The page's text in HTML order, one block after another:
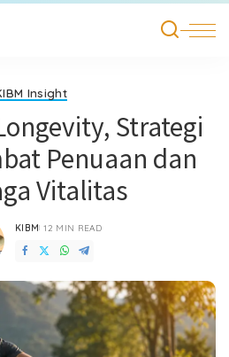
Insight
Strategi
Penuaan dan
Vitalitas
POSTED
BY
KIBM 12 MIN READ